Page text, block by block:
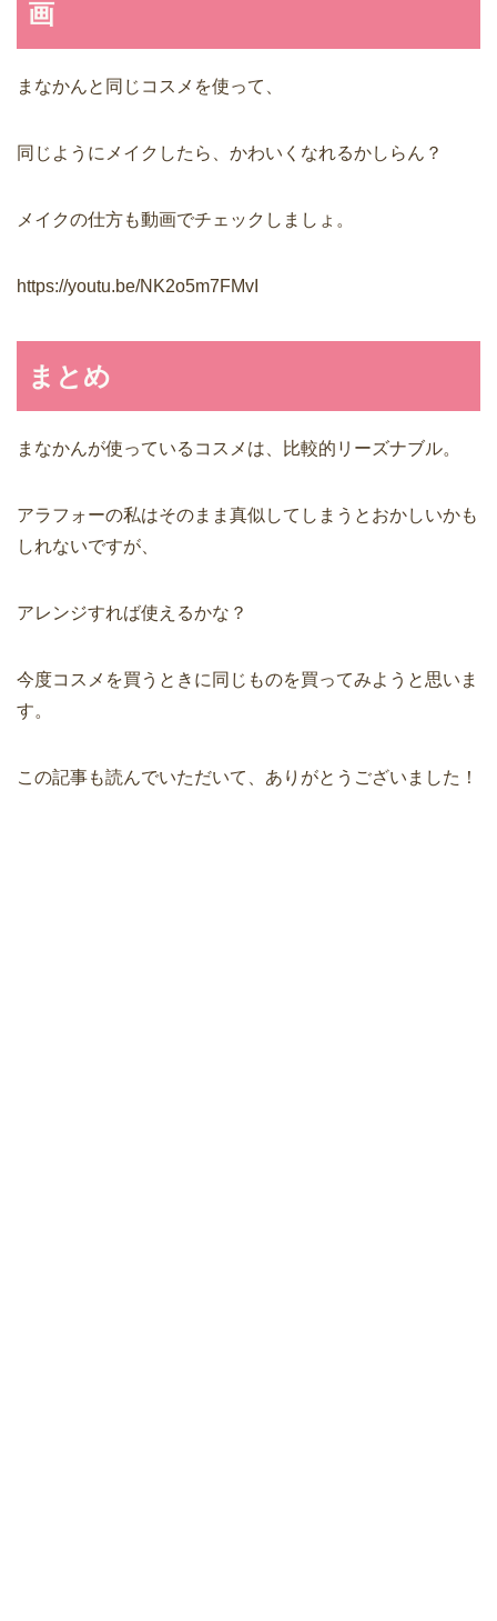
画
まなかんと同じコスメを使って、
同じようにメイクしたら、かわいくなれるかしらん？
メイクの仕方も動画でチェックしましょ。
https://youtu.be/NK2o5m7FMvI
まとめ
まなかんが使っているコスメは、比較的リーズナブル。
アラフォーの私はそのまま真似してしまうとおかしいかも
しれないですが、
アレンジすれば使えるかな？
今度コスメを買うときに同じものを買ってみようと思いま
す。
この記事も読んでいただいて、ありがとうございました！